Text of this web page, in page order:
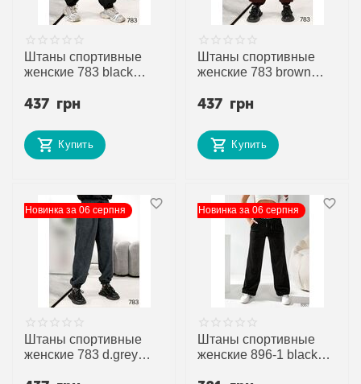
Штаны спортивные
женские 783 black
недорого оптом от
437 грн
Купить
Штаны спортивные
женские 783 brown
недорого оптом от
437 грн
Купить
Новинка за 06 серпня
Штаны спортивные
женские 783 d.grey
Новинка за 06 серпня
Штаны спортивные
женские 896-1 black